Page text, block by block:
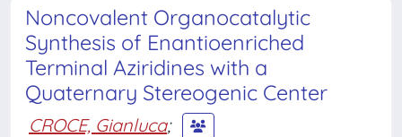
Noncovalent Organocatalytic
Synthesis of Enantioenriched
Terminal Aziridines with a
Quaternary Stereogenic Center
CROCE, Gianluca;